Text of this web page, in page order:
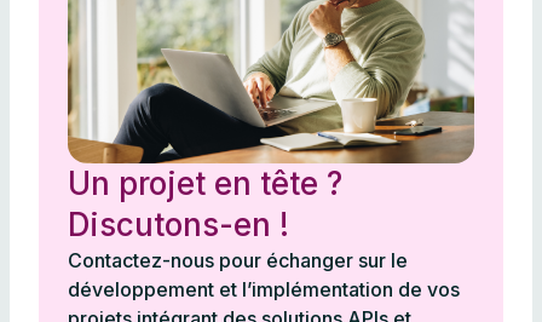
Un projet en tête ?
Discutons-en !
Contactez-nous pour échanger sur le
développement et l’implémentation de vos